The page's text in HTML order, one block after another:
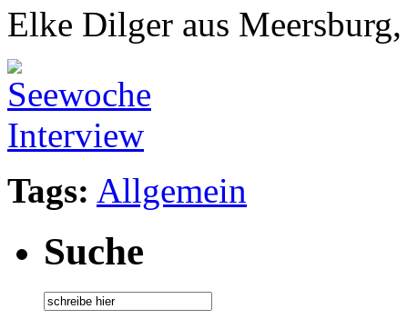
Elke Dilger aus
Tags: Allgemein
Suche